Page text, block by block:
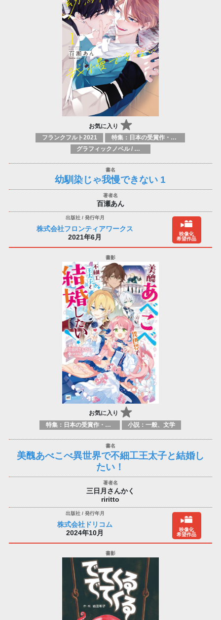
お気に入り
フランクフルト2021
特集：日本の受賞作・ノミネート作品特集
グラフィックノベル / コミックブック / 漫画：スタイル / 伝統
幼馴染じゃ我慢できない 1
百瀬あん
株式会社フロンティアワークス
2021年6月
映像化
希望作品
お気に入り
特集：日本の受賞作・ノミネート作品特集 小説：一般、文学
美醜あべこべ異世界で不細工王太子と結婚し
たい！
三日月さんかく
riritto
株式会社ドリコム
2024年10月
映像化
希望作品